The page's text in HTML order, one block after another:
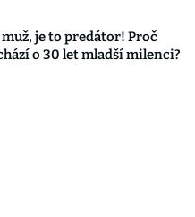
je to predátor! Proč
o 30 let mladší milenci?